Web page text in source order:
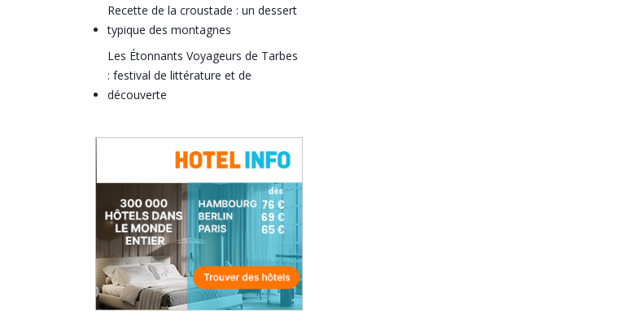
Recette de la croustade : un dessert
typique des montagnes
Les Étonnants Voyageurs de Tarbes
: festival de littérature et de
découverte